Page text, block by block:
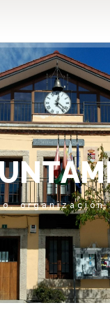
NTAM